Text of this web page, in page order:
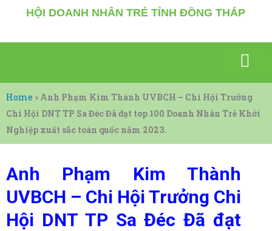
nội
HỘI DOANH NHÂN TRẺ TỈNH ĐỒNG THÁP
Home » Anh Phạm Kim Thành UVBCH – Chi Hội Trưởng
Chi Hội DNT TP Sa Đéc Đã đạt top 100 Doanh Nhân Trẻ Khởi
Nghiệp xuất sắc toàn quốc năm 2023.
Anh Phạm Kim Thành
UVBCH – Chi Hội Trưởng Chi
Hội DNT TP Sa Đéc Đã đạt